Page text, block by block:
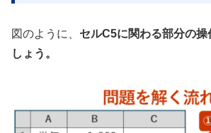
図のように、 セルC5に関わる部分の操
しょう。